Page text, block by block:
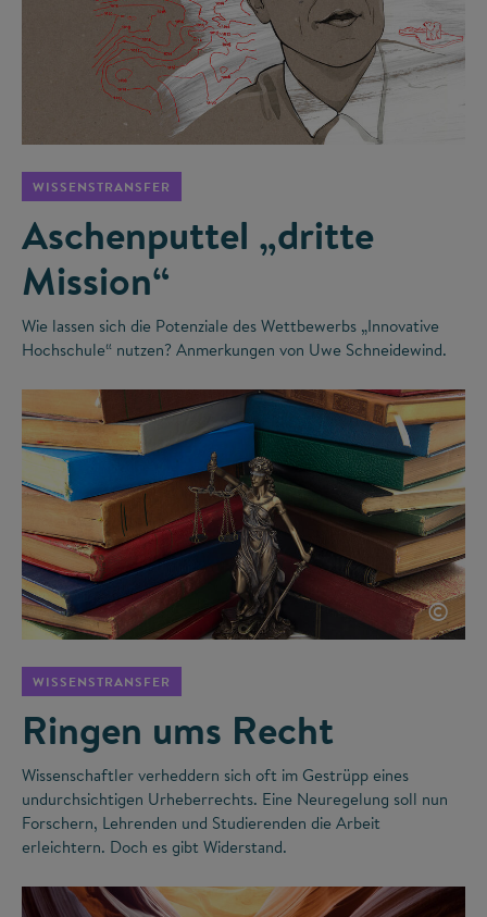
WISSENSTRANSFER
Aschenputtel „dritte
Mission“
Wie lassen sich die Potenziale des Wettbewerbs „Innovative
Hochschule“ nutzen? Anmerkungen von Uwe Schneidewind.
©
WISSENSTRANSFER
Ringen ums Recht
Wissenschaftler verheddern sich oft im Gestrüpp eines
undurchsichtigen Urheberrechts. Eine Neuregelung soll nun
Forschern, Lehrenden und Studierenden die Arbeit
erleichtern. Doch es gibt Widerstand.